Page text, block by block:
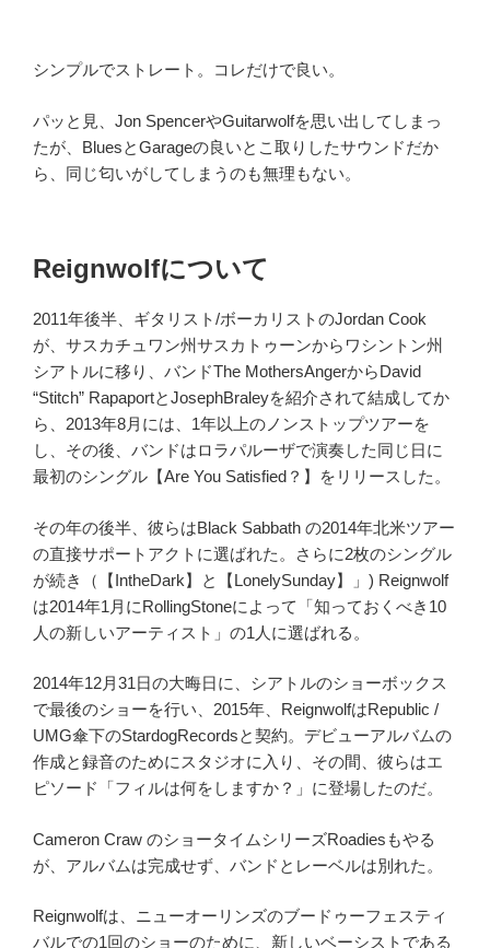
シンプルでストレート。コレだけで良い。
パッと見、Jon SpencerやGuitarwolfを思い出してしまっ
たが、BluesとGarageの良いとこ取りしたサウンドだか
ら、同じ匂いがしてしまうのも無理もない。
Reignwolfについて
2011年後半、ギタリスト/ボーカリストのJordan Cook
が、サスカチュワン州サスカトゥーンからワシントン州
シアトルに移り、バンドThe MothersAngerからDavid
“Stitch” RapaportとJosephBraleyを紹介されて結成してか
ら、2013年8月には、1年以上のノンストップツアーを
し、その後、バンドはロラパルーザで演奏した同じ日に
最初のシングル【Are You Satisfied？】をリリースした。
その年の後半、彼らはBlack Sabbath の2014年北米ツアー
の直接サポートアクトに選ばれた。さらに2枚のシングル
が続き（【IntheDark】と【LonelySunday】」) Reignwolf
は2014年1月にRollingStoneによって「知っておくべき10
人の新しいアーティスト」の1人に選ばれる。
2014年12月31日の大晦日に、シアトルのショーボックス
で最後のショーを行い、2015年、ReignwolfはRepublic /
UMG傘下のStardogRecordsと契約。デビューアルバムの
作成と録音のためにスタジオに入り、その間、彼らはエ
ピソード「フィルは何をしますか？」に登場したのだ。
Cameron Craw のショータイムシリーズRoadiesもやる
が、アルバムは完成せず、バンドとレーベルは別れた。
Reignwolfは、ニューオーリンズのブードゥーフェスティ
バルでの1回のショーのために、新しいベーシストである